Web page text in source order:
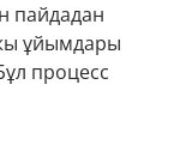
пайдадан
ұйымдары
процесс